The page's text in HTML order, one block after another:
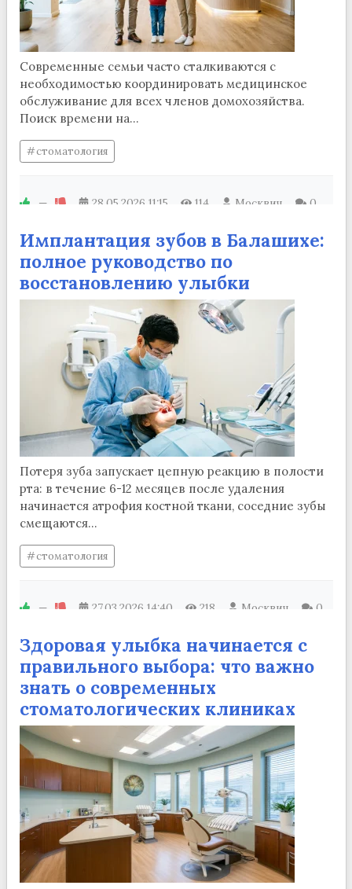
Современные семьи часто сталкиваются с
необходимостью координировать медицинское
обслуживание для всех членов домохозяйства.
Поиск времени на...
стоматология
— 28.05.2026 11:15 114 Москвич 0
Имплантация зубов в Балашихе:
полное руководство по
восстановлению улыбки
Потеря зуба запускает цепную реакцию в полости
рта: в течение 6-12 месяцев после удаления
начинается атрофия костной ткани, соседние зубы
смещаются...
стоматология
— 27.03.2026 14:40 218 Москвич 0
Здоровая улыбка начинается с
правильного выбора: что важно
знать о современных
стоматологических клиниках